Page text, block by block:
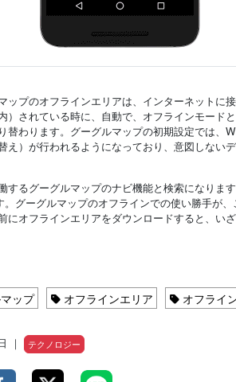
ップのオフラインエリアは、インターネットに
）されている時に、自動で、オフラインモー
替わります。グーグルマップの初期設定では
え）が行われるようになっており、意図しない
するグーグルマップのナビ機能と検索になりま
グーグルマップのオフラインでの使い勝手が
にオフラインエリアをダウンロードすると、い
ップ オフラインエリア オフライ
｜ テクノロジー